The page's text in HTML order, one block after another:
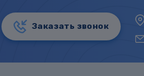
Заказать звонок